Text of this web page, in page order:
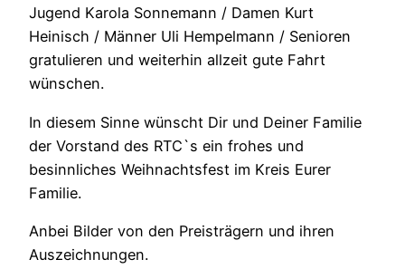
Jugend Karola Sonnemann / Damen Kurt
Heinisch / Männer Uli Hempelmann / Senioren
gratulieren und weiterhin allzeit gute Fahrt
wünschen.
In diesem Sinne wünscht Dir und Deiner Familie
der Vorstand des RTC`s ein frohes und
besinnliches Weihnachtsfest im Kreis Eurer
Familie.
Anbei Bilder von den Preisträgern und ihren
Auszeichnungen.